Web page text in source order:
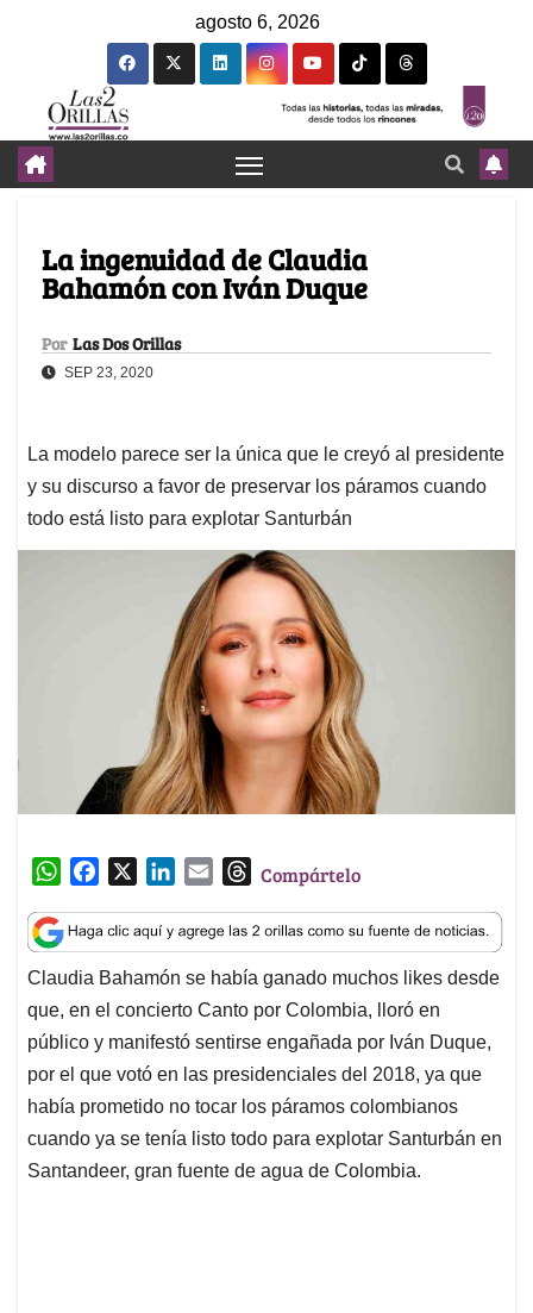
agosto 6, 2026
La ingenuidad de Claudia
Bahamón con Iván Duque
Por Las Dos Orillas
SEP 23, 2020
La modelo parece ser la única que le creyó al presidente
y su discurso a favor de preservar los páramos cuando
todo está listo para explotar Santurbán
W
a
t
s
A
p
p
c
e
b
o
o
k
n
k
e
d
I
n
a
i
l
T
r
e
a
d
s
Compártelo
Claudia Bahamón se había ganado muchos likes desde
que, en el concierto Canto por Colombia, lloró en
público y manifestó sentirse engañada por Iván Duque,
por el que votó en las presidenciales del 2018, ya que
había prometido no tocar los páramos colombianos
cuando ya se tenía listo todo para explotar Santurbán en
Santandeer, gran fuente de agua de Colombia.